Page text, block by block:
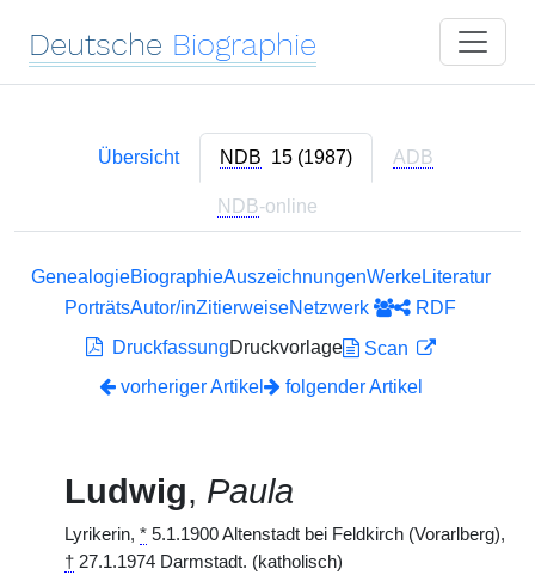
Deutsche Biographie
Übersicht NDB 15 (1987) ADB
NDB-online
GenealogieBiographieAuszeichnungenWerkeLiteratur
PorträtsAutor/inZitierweiseNetzwerk
RDF
DruckfassungDruckvorlage
Scan
vorheriger Artikel
folgender Artikel
Ludwig, Paula
Lyrikerin, * 5.1.1900 Altenstadt bei Feldkirch (Vorarlberg),
† 27.1.1974 Darmstadt. (katholisch)